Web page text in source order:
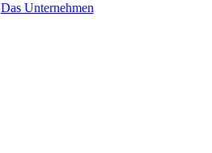
Das Unternehmen